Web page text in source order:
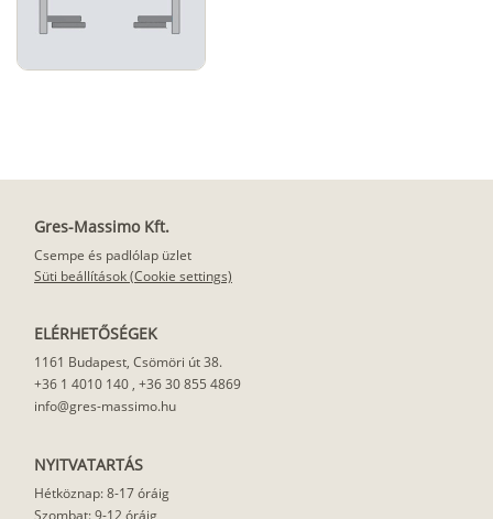
Gres-Massimo Kft.
Csempe és padlólap üzlet
Süti beállítások (Cookie settings)
ELÉRHETŐSÉGEK
1161 Budapest, Csömöri út 38.
+36 1 4010 140, +36 30 855 4869
info@gres-massimo.hu
NYITVATARTÁS
Hétköznap: 8-17 óráig